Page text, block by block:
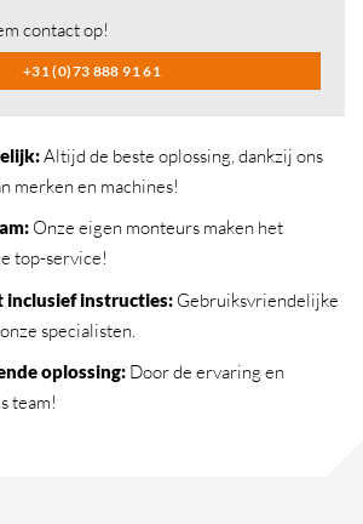
contact op!
+31 (0)73 888 91 61
:Altijd de beste oplossing, dankzij ons
merken en machines!
:Onze eigen monteurs maken het
top-service!
inclusief instructies:Gebruiksvriendelijke
specialisten.
oplossing:Door de ervaring en
team!